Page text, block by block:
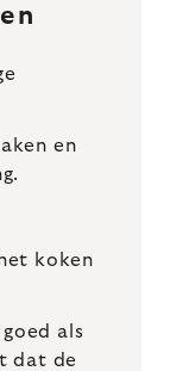
en
koken
als
dat de